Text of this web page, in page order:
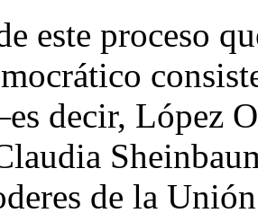
este proceso
decir, López
de la